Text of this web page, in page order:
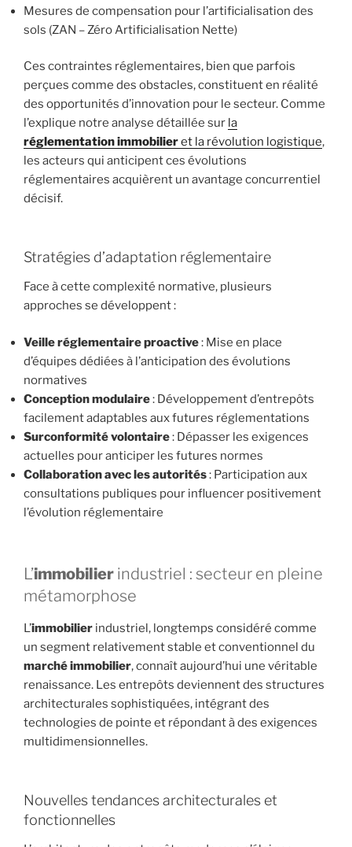
Mesures de compensation pour l’artificialisation des
sols (ZAN – Zéro Artificialisation Nette)
Ces contraintes réglementaires, bien que parfois
perçues comme des obstacles, constituent en réalité
des opportunités d’innovation pour le secteur. Comme
l’explique notre analyse détaillée sur la
réglementation immobilieret la révolution logistique,
les acteurs qui anticipent ces évolutions
réglementaires acquièrent un avantage concurrentiel
décisif.
Stratégies d’adaptation réglementaire
Face à cette complexité normative, plusieurs
approches se développent :
Veille réglementaire proactive: Mise en place
d’équipes dédiées à l’anticipation des évolutions
normatives
Conception modulaire: Développement d’entrepôts
facilement adaptables aux futures réglementations
Surconformité volontaire: Dépasser les exigences
actuelles pour anticiper les futures normes
Collaboration avec les autorités: Participation aux
consultations publiques pour influencer positivement
l’évolution réglementaire
L’immobilier industriel : secteur en pleine
métamorphose
L’immobilier industriel, longtemps considéré comme
un segment relativement stable et conventionnel du
marché immobilier, connaît aujourd’hui une véritable
renaissance. Les entrepôts deviennent des structures
architecturales sophistiquées, intégrant des
technologies de pointe et répondant à des exigences
multidimensionnelles.
Nouvelles tendances architecturales et
fonctionnelles